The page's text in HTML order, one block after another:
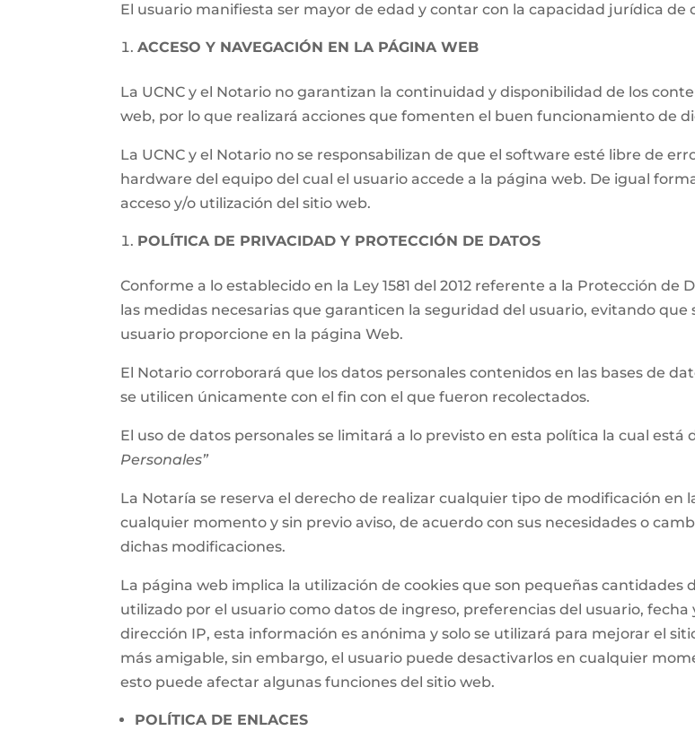
El usuario manifiesta ser mayor de edad y contar con la capacidad jurídica
ACCESO Y NAVEGACIÓN EN LA PÁGINA WEB
La UCNC y el Notario no garantizan la continuidad y disponibilidad de los
web, por lo que realizará acciones que fomenten el buen funcionamiento de
La UCNC y el Notario no se responsabilizan de que el software esté libre de
hardware del equipo del cual el usuario accede a la página web. De igual
acceso y/o utilización del sitio web.
POLÍTICA DE PRIVACIDAD Y PROTECCIÓN DE DATOS
Conforme a lo establecido en la Ley 1581 del 2012 referente a la Protección
las medidas necesarias que garanticen la seguridad del usuario, evitando
usuario proporcione en la página Web.
El Notario corroborará que los datos personales contenidos en las bases de
se utilicen únicamente con el fin con el que fueron recolectados.
El uso de datos personales se limitará a lo previsto en esta política la cual está
Personales”
La Notaría se reserva el derecho de realizar cualquier tipo de modificación
cualquier momento y sin previo aviso, de acuerdo con sus necesidades o
dichas modificaciones.
La página web implica la utilización de cookies que son pequeñas
utilizado por el usuario como datos de ingreso, preferencias del usuario,
dirección IP, esta información es anónima y solo se utilizará para mejorar el
más amigable, sin embargo, el usuario puede desactivarlos en cualquier
esto puede afectar algunas funciones del sitio web.
POLÍTICA DE ENLACES